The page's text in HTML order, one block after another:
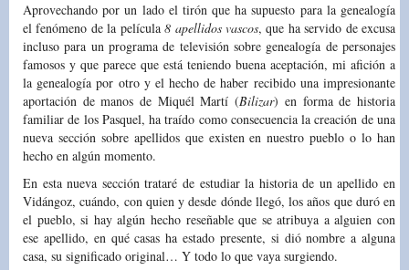
Aprovechando por un lado el tirón que ha supuesto para la genealogía
el fenómeno de la película8 apellidos vascos, que ha servido de excusa
incluso para un programa de televisión sobre genealogía de personajes
famosos y que parece que está teniendo buena aceptación, mi afición a
la genealogía por otro y el hecho de haber recibido una impresionante
aportación de manos de Miquél Martí (Bilizar) en forma de historia
familiar de los Pasquel, ha traído como consecuencia la creación de una
nueva sección sobre apellidos que existen en nuestro pueblo o lo han
hecho en algún momento.
En esta nueva sección trataré de estudiar la historia de un apellido en
Vidángoz, cuándo, con quien y desde dónde llegó, los años que duró en
el pueblo, si hay algún hecho reseñable que se atribuya a alguien con
ese apellido, en qué casas ha estado presente, si dió nombre a alguna
casa, su significado original… Y todo lo que vaya surgiendo.